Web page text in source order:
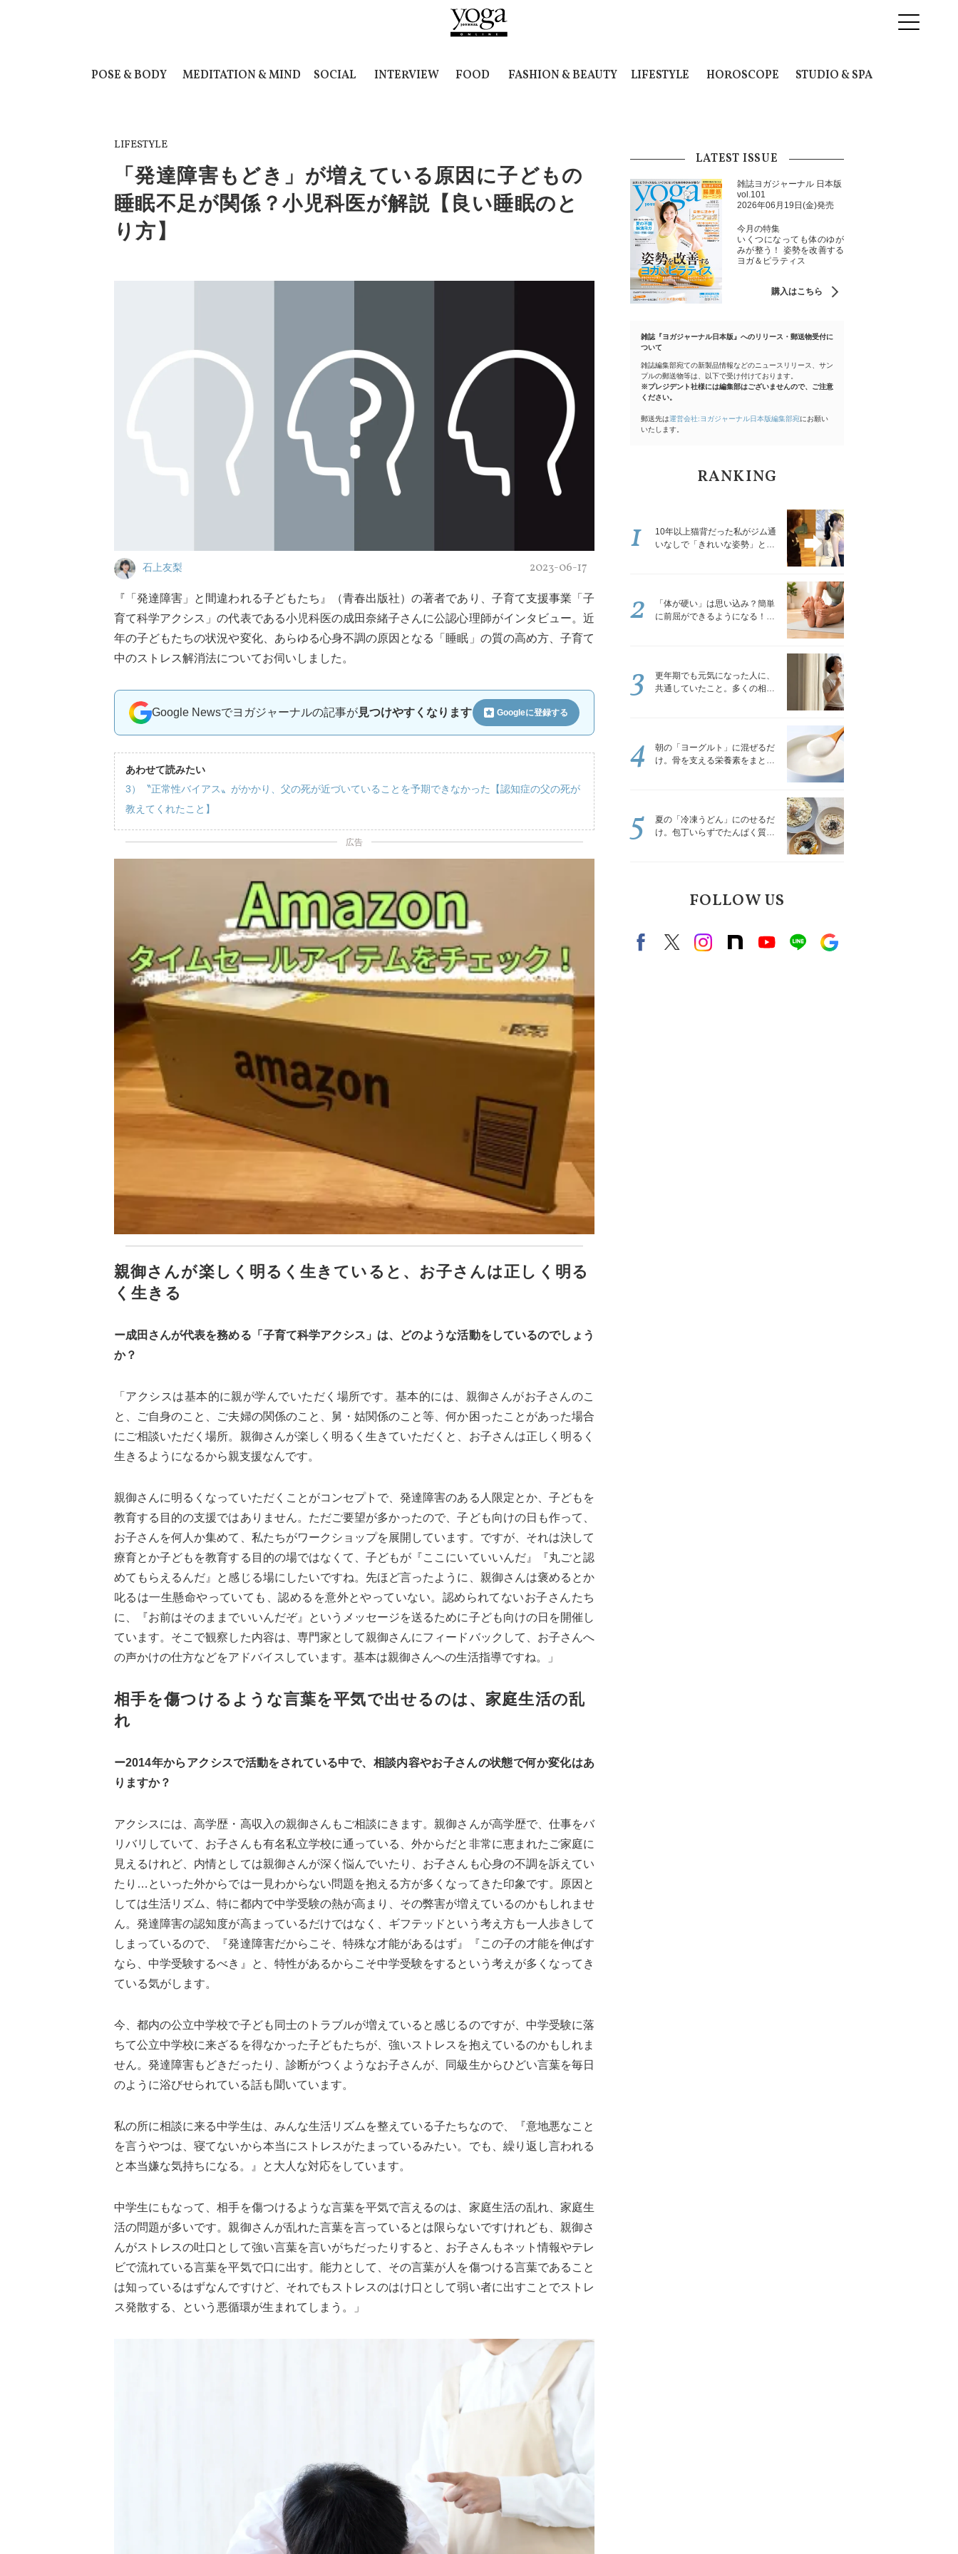
POSE & BODY MEDITATION & MIND SOCIAL INTERVIEW FOOD FASHION & BEAUTY LIFESTYLE HOROSCOPE STUDIO & SPA
LIFESTYLE
「発達障害もどき」が増えている原因に子どもの
睡眠不足が関係？小児科医が解説【良い睡眠のと
り方】
石上友梨 2023-06-17
『「発達障害」と間違われる子どもたち』（青春出版社）の著者であり、子育て支援事業「子
育て科学アクシス」の代表である小児科医の成田奈緒子さんに公認心理師がインタビュー。近
年の子どもたちの状況や変化、あらゆる心身不調の原因となる「睡眠」の質の高め方、子育て
中のストレス解消法についてお伺いしました。
Google Newsでヨガジャーナルの記事が見つけやすくなります Googleに登録する
あわせて読みたい
3）〝正常性バイアス〟がかかり、父の死が近づいていることを予期できなかった【認知症の父の死が
教えてくれたこと】
広告
親御さんが楽しく明るく生きていると、お子さんは正しく明る
く生きる
ー成田さんが代表を務める「子育て科学アクシス」は、どのような活動をしているのでしょう
か？
「アクシスは基本的に親が学んでいただく場所です。基本的には、親御さんがお子さんのこ
と、ご自身のこと、ご夫婦の関係のこと、舅・姑関係のこと等、何か困ったことがあった場合
にご相談いただく場所。親御さんが楽しく明るく生きていただくと、お子さんは正しく明るく
生きるようになるから親支援なんです。
親御さんに明るくなっていただくことがコンセプトで、発達障害のある人限定とか、子どもを
教育する目的の支援ではありません。ただご要望が多かったので、子ども向けの日も作って、
お子さんを何人か集めて、私たちがワークショップを展開しています。ですが、それは決して
療育とか子どもを教育する目的の場ではなくて、子どもが『ここにいていいんだ』『丸ごと認
めてもらえるんだ』と感じる場にしたいですね。先ほど言ったように、親御さんは褒めるとか
叱るは一生懸命やっていても、認めるを意外とやっていない。認められてないお子さんたち
に、『お前はそのままでいいんだぞ』というメッセージを送るために子ども向けの日を開催し
ています。そこで観察した内容は、専門家として親御さんにフィードバックして、お子さんへ
の声かけの仕方などをアドバイスしています。基本は親御さんへの生活指導ですね。」
相手を傷つけるような言葉を平気で出せるのは、家庭生活の乱
れ
ー2014年からアクシスで活動をされている中で、相談内容やお子さんの状態で何か変化はあ
りますか？
アクシスには、高学歴・高収入の親御さんもご相談にきます。親御さんが高学歴で、仕事をバ
リバリしていて、お子さんも有名私立学校に通っている、外からだと非常に恵まれたご家庭に
見えるけれど、内情としては親御さんが深く悩んでいたり、お子さんも心身の不調を訴えてい
たり…といった外からでは一見わからない問題を抱える方が多くなってきた印象です。原因と
しては生活リズム、特に都内で中学受験の熱が高まり、その弊害が増えているのかもしれませ
ん。発達障害の認知度が高まっているだけではなく、ギフテッドという考え方も一人歩きして
しまっているので、『発達障害だからこそ、特殊な才能があるはず』『この子の才能を伸ばす
なら、中学受験するべき』と、特性があるからこそ中学受験をするという考えが多くなってき
ている気がします。
今、都内の公立中学校で子ども同士のトラブルが増えていると感じるのですが、中学受験に落
ちて公立中学校に来ざるを得なかった子どもたちが、強いストレスを抱えているのかもしれま
せん。発達障害もどきだったり、診断がつくようなお子さんが、同級生からひどい言葉を毎日
のように浴びせられている話も聞いています。
私の所に相談に来る中学生は、みんな生活リズムを整えている子たちなので、『意地悪なこと
を言うやつは、寝てないから本当にストレスがたまっているみたい。でも、繰り返し言われる
と本当嫌な気持ちになる。』と大人な対応をしています。
中学生にもなって、相手を傷つけるような言葉を平気で言えるのは、家庭生活の乱れ、家庭生
活の問題が多いです。親御さんが乱れた言葉を言っているとは限らないですけれども、親御さ
んがストレスの吐口として強い言葉を言いがちだったりすると、お子さんもネット情報やテレ
ビで流れている言葉を平気で口に出す。能力として、その言葉が人を傷つける言葉であること
は知っているはずなんですけど、それでもストレスのはけ口として弱い者に出すことでストレ
ス発散する、という悪循環が生まれてしまう。」
LATEST ISSUE
雑誌ヨガジャーナル 日本版
vol.101
2026年06月19日(金)発売
今月の特集
いくつになっても体のゆが
みが整う！ 姿勢を改善する
ヨガ＆ピラティス
購入はこちら
雑誌『ヨガジャーナル日本版』へのリリース・郵送物受付に
ついて
雑誌編集部宛ての新製品情報などのニュースリリース、サン
プルの郵送物等は、以下で受け付けております。
※プレジデント社様には編集部はございませんので、ご注意
ください。
郵送先は運営会社:ヨガジャーナル日本版編集部宛にお願い
いたします。
RANKING
10年以上猫背だった私がジム通
いなしで「きれいな姿勢」と褒
1
「体が硬い」は思い込み？簡単
に前屈ができるようになる！腿
2
更年期でも元気になった人に、
共通していたこと。多くの相談
3
朝の「ヨーグルト」に混ぜるだ
け。骨を支える栄養素をまとめ
4
夏の「冷凍うどん」にのせるだ
け。包丁いらずでたんぱく質を
5
FOLLOW US
FacebookX（旧twitter）
instagram
note Youtubeline